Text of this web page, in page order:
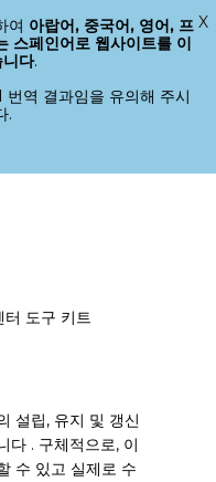
검색
메뉴
터 도구 키트
설립, 유지 및 갱신
다 . 구체적으로, 이
수 있고 실제로 수
뉴
여 아랍어, 중국어, 영어, 프
스페인어로 웹사이트를 이
다.
역 결과임을 유의해 주시
.
X